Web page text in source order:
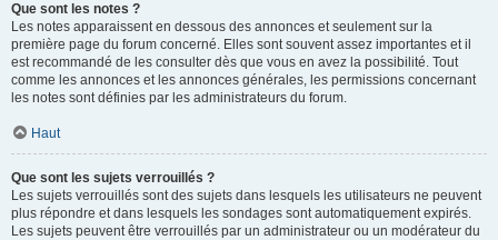
Que sont les notes ?
Les notes apparaissent en dessous des annonces et seulement sur la
première page du forum concerné. Elles sont souvent assez importantes et il
est recommandé de les consulter dès que vous en avez la possibilité. Tout
comme les annonces et les annonces générales, les permissions concernant
les notes sont définies par les administrateurs du forum.
Haut
Que sont les sujets verrouillés ?
Les sujets verrouillés sont des sujets dans lesquels les utilisateurs ne peuvent
plus répondre et dans lesquels les sondages sont automatiquement expirés.
Les sujets peuvent être verrouillés par un administrateur ou un modérateur du